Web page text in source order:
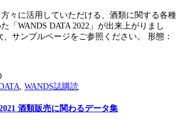
々に活用していただける、酒類に関する各種
「WANDS DATA 2022」が出来上がりまし
、サンプルページをご参照ください。 形態：
WANDS誌購読
酒類販売に関わるデータ集